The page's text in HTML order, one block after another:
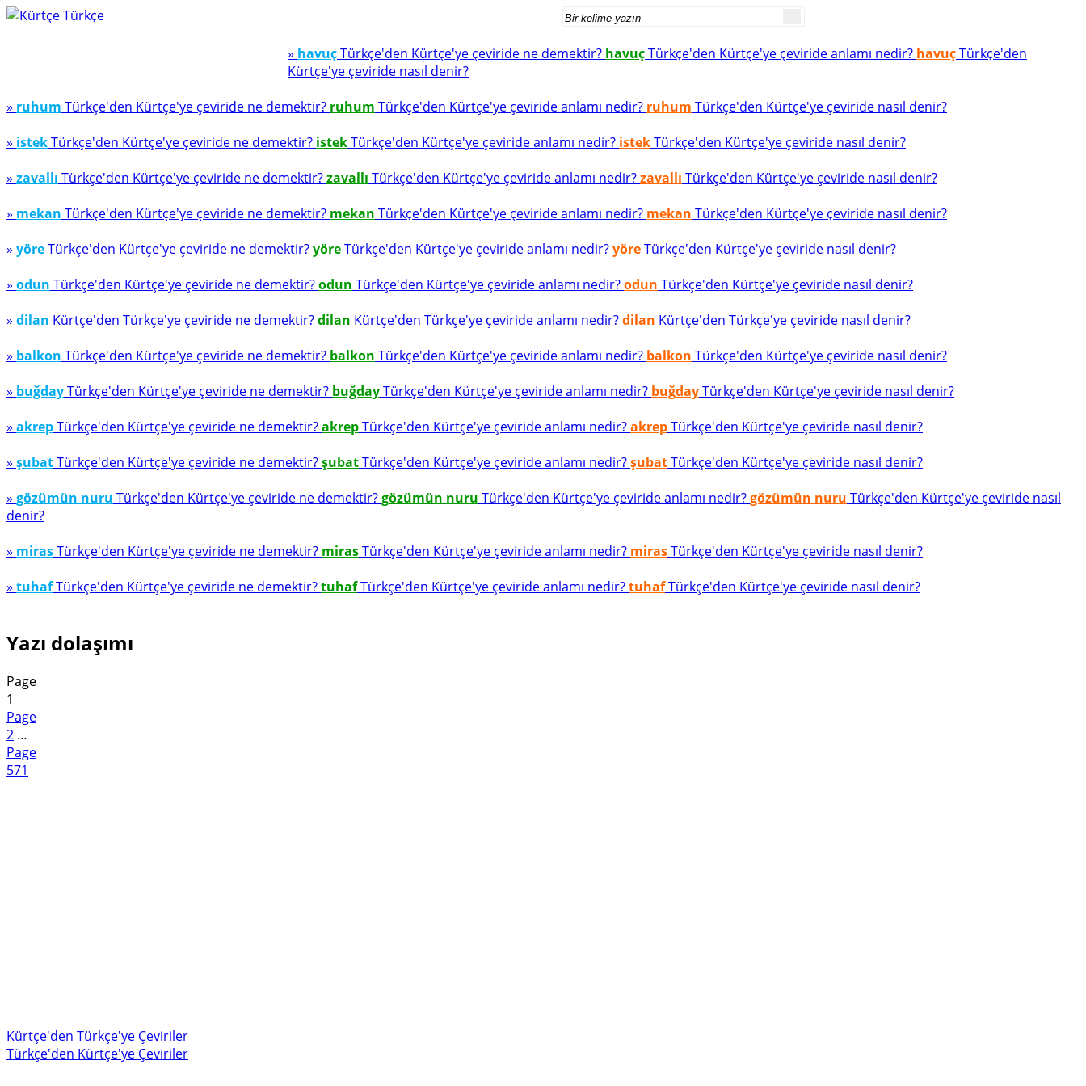
» havuçTürkçe'den Kürtçe'ye çeviride ne demektir? havuçTürkçe'den Kürtçe'ye çeviride anlamı nedir? havuçTürkçe'den
Kürtçe'ye çeviride nasıl denir?
» ruhum Türkçe'den Kürtçe'ye çeviride ne demektir? ruhum Türkçe'den Kürtçe'ye çeviride anlamı nedir? ruhum Türkçe'den Kürtçe'ye çeviride nasıl denir?
» istekTürkçe'den Kürtçe'ye çeviride ne demektir? istekTürkçe'den Kürtçe'ye çeviride anlamı nedir? istekTürkçe'den Kürtçe'ye çeviride nasıl denir?
» zavallı Türkçe'den Kürtçe'ye çeviride ne demektir?zavallı Türkçe'den Kürtçe'ye çeviride anlamı nedir?zavallı Türkçe'den Kürtçe'ye çeviride nasıl denir?
» mekan Türkçe'den Kürtçe'ye çeviride ne demektir? mekan Türkçe'den Kürtçe'ye çeviride anlamı nedir? mekan Türkçe'den Kürtçe'ye çeviride nasıl denir?
» yöreTürkçe'den Kürtçe'ye çeviride ne demektir?yöreTürkçe'den Kürtçe'ye çeviride anlamı nedir?yöreTürkçe'den Kürtçe'ye çeviride nasıl denir?
» odun Türkçe'den Kürtçe'ye çeviride ne demektir?odun Türkçe'den Kürtçe'ye çeviride anlamı nedir?odun Türkçe'den Kürtçe'ye çeviride nasıl denir?
» dilan Kürtçe'den Türkçe'ye çeviride ne demektir?dilan Kürtçe'den Türkçe'ye çeviride anlamı nedir?dilan Kürtçe'den Türkçe'ye çeviride nasıl denir?
» balkon Türkçe'den Kürtçe'ye çeviride ne demektir? balkon Türkçe'den Kürtçe'ye çeviride anlamı nedir? balkon Türkçe'den Kürtçe'ye çeviride nasıl denir?
» buğdayTürkçe'den Kürtçe'ye çeviride ne demektir? buğdayTürkçe'den Kürtçe'ye çeviride anlamı nedir? buğdayTürkçe'den Kürtçe'ye çeviride nasıl denir?
» akrepTürkçe'den Kürtçe'ye çeviride ne demektir?akrepTürkçe'den Kürtçe'ye çeviride anlamı nedir?akrepTürkçe'den Kürtçe'ye çeviride nasıl denir?
» şubatTürkçe'den Kürtçe'ye çeviride ne demektir?şubatTürkçe'den Kürtçe'ye çeviride anlamı nedir?şubatTürkçe'den Kürtçe'ye çeviride nasıl denir?
» gözümün nuru Türkçe'den Kürtçe'ye çeviride ne demektir?gözümün nuru Türkçe'den Kürtçe'ye çeviride anlamı nedir?gözümün nuru Türkçe'den Kürtçe'ye çeviride nasıl
denir?
» mirasTürkçe'den Kürtçe'ye çeviride ne demektir? mirasTürkçe'den Kürtçe'ye çeviride anlamı nedir? mirasTürkçe'den Kürtçe'ye çeviride nasıl denir?
» tuhafTürkçe'den Kürtçe'ye çeviride ne demektir?tuhafTürkçe'den Kürtçe'ye çeviride anlamı nedir?tuhafTürkçe'den Kürtçe'ye çeviride nasıl denir?
Yazı dolaşımı
Page
1
Page
2 …
Page
571
Kürtçe'den Türkçe'ye Çeviriler
Türkçe'den Kürtçe'ye Çeviriler